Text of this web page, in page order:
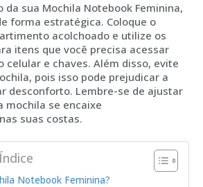
da sua Mochila Notebook Feminina,
forma estratégica. Coloque o
acolchoado e utilize os
itens que você precisa acessar
celular e chaves. Além disso, evite
pois isso pode prejudicar a
desconforto. Lembre-se de ajustar
mochila se encaixe
suas costas.
Notebook Feminina?